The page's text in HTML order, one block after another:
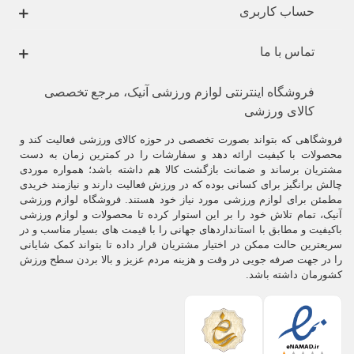
میزبان بهترین مبارزان این رشته است و مسابقات خود را در کشورهای
هر ساله در ماه جولای شهر لاس وگاس میزبان
میباشد
برگزار می شود.
تاریخچه ورزش یو اف سی (UFC)
.
نخستین مبارزهیواف‌سیدر سال ۱۹۹۳ در شهر دنور ایالت کلرادو برگزار شد.
در این مسابقات مبارزان رشته‌های مختلف رزمی همچون بوکس ، جوجیتسو
برزیلی ، تکواندو، کشتی ،موی تای ، کاراته،جوجیتسووجود داشته اند .
در مبارزاتی با حداقل قوانین محدودکننده، رودرروی یکدیگر قرار گرفتند، تا
اما مبارزان مسابقات یواف‌سی
رشته‌های رزمی دیگر روی آوردند.
حساب کاربری
تماس با ما
فروشگاه اینترنتی لوازم ورزشی آنیک، مرجع تخصصی
کالای ورزشی
فروشگاهی که بتواند بصورت تخصصی در حوزه کالای ورزشی فعالیت کند و
محصولات با کیفیت ارائه دهد و سفارشات را در کمترین زمان به دست
مشتریان برساند و ضمانت بازگشت کالا هم داشته باشد؛ همواره موردی
چالش برانگیز برای کسانی بوده که در ورزش فعالیت دارند و نیازمند خریدی
مطمئن برای لوازم ورزشی مورد نیاز خود هستند. فروشگاه لوازم ورزشی
آنیک، تمام تلاش خود را بر این استوار کرده تا محصولات و لوازم ورزشی
باکیفیت و مطابق با استانداردهای جهانی را با قیمت های بسیار مناسب و در
سریعترین حالت ممکن در اختیار مشتریان قرار داده تا بتواند کمک شایانی
را در جهت صرفه جویی در وقت و هزینه مردم عزیز و بالا بردن سطح ورزش
کشورمان داشته باشد.